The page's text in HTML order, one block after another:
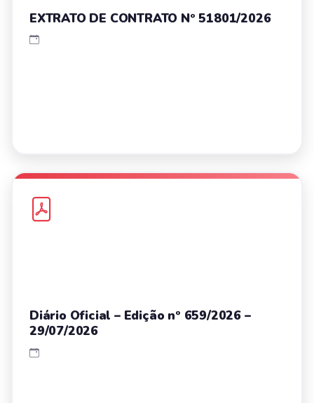
EXTRATO DE CONTRATO Nº 51801/2026
Diário Oficial – Edição nº 659/2026 –
29/07/2026